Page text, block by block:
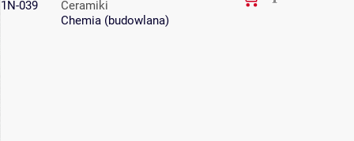
1N-039
Ceramiki
Chemia (budowlana)